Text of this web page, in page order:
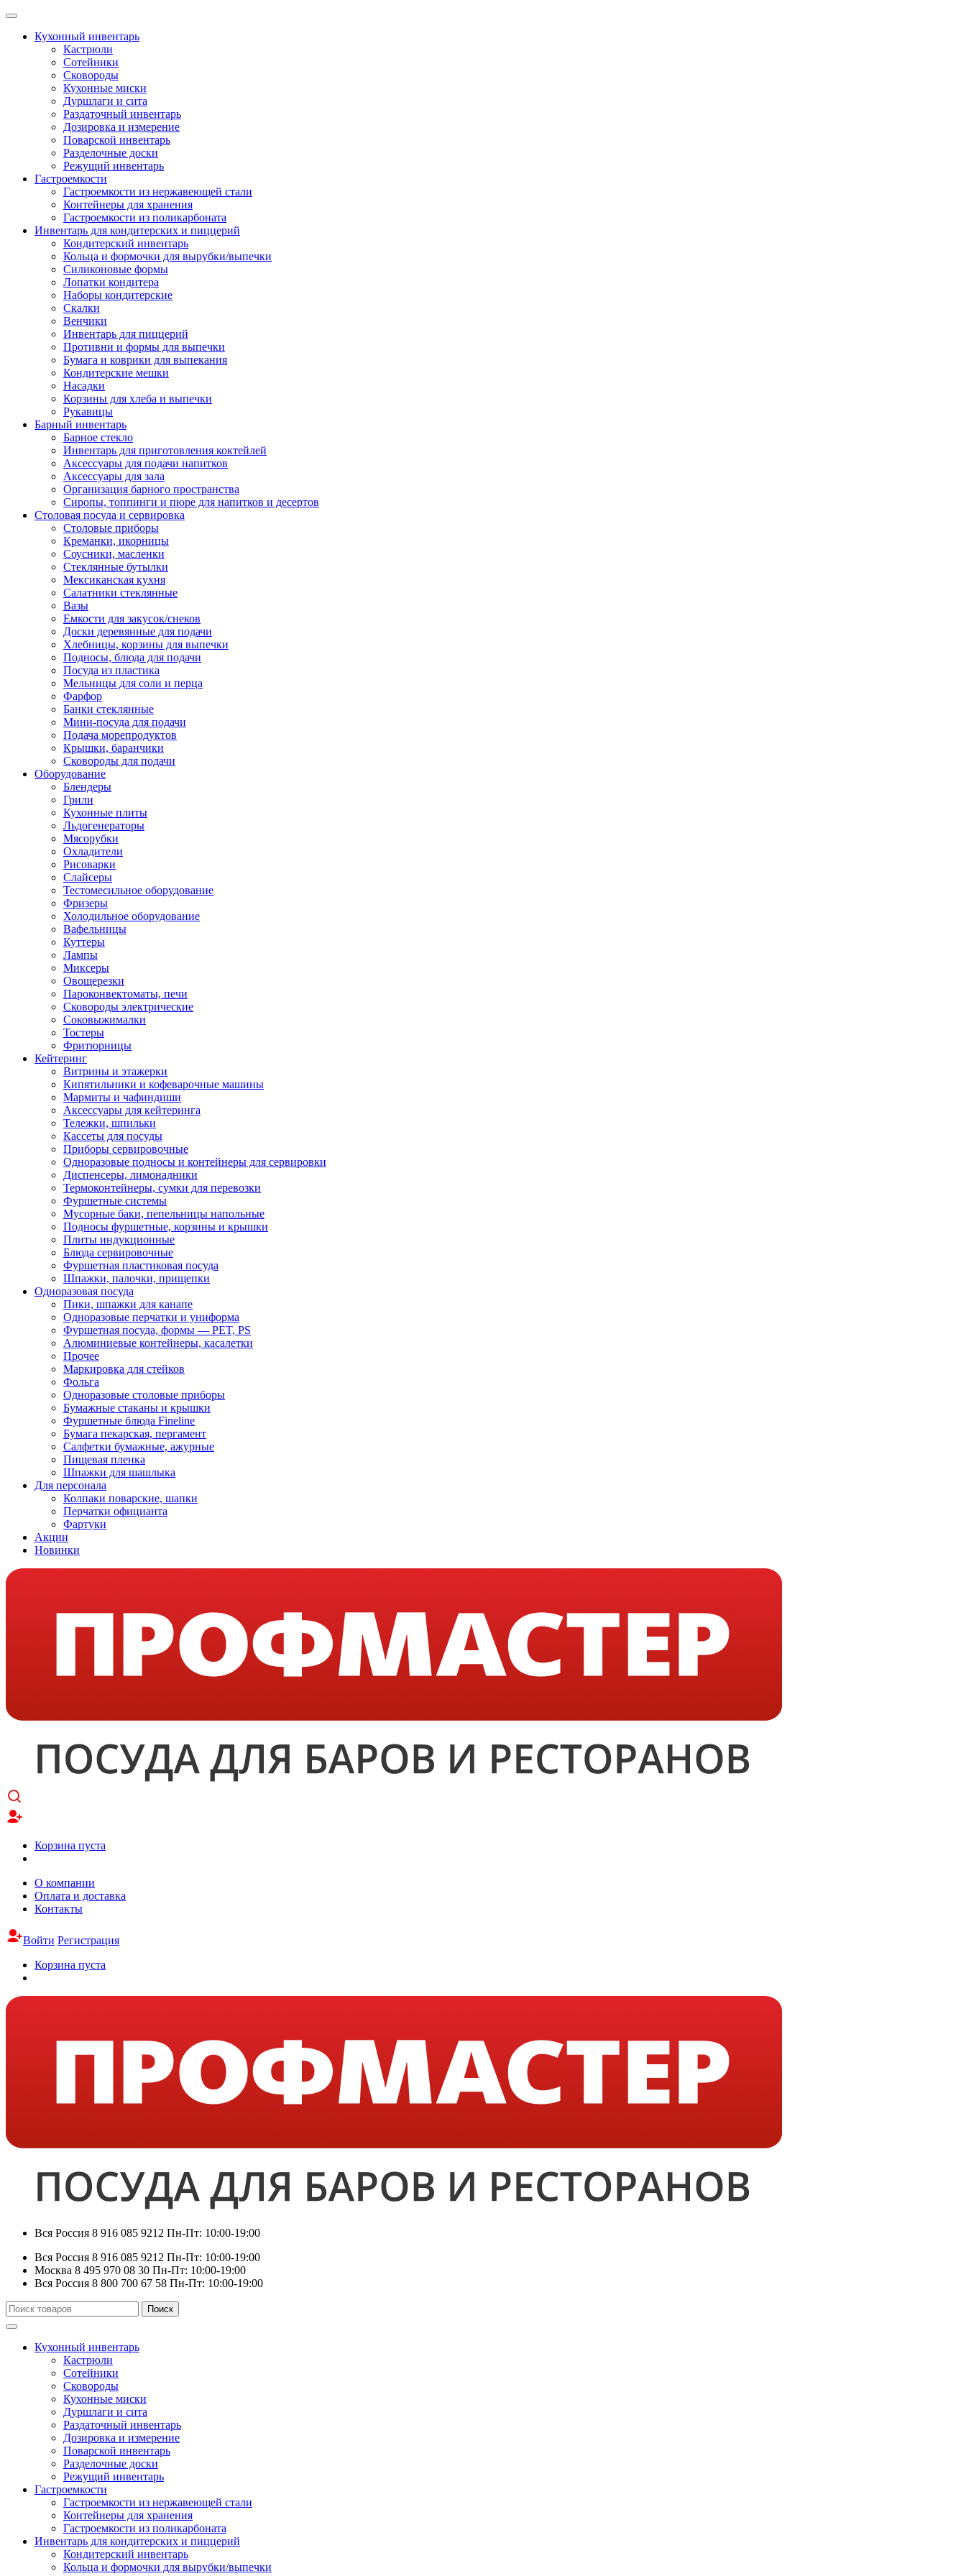
Skip
contentКухонный инвентарь
Кастрюли
Сотейники
Сковороды
Кухонные миски
Дуршлаги и сита
Раздаточный инвентарь
Дозировка и измерение
Поварской инвентарь
Разделочные доски
Режущий инвентарь
Гастроемкости
Гастроемкости из нержавеющей стали
Контейнеры для хранения
Гастроемкости из поликарбоната
Инвентарь для кондитерских и пиццерий
Кондитерский инвентарь
Кольца и формочки для вырубки/выпечки
Силиконовые формы
Лопатки кондитера
Наборы кондитерские
Скалки
Венчики
Инвентарь для пиццерий
Противни и формы для выпечки
Бумага и коврики для выпекания
Кондитерские мешки
Насадки
Корзины для хлеба и выпечки
Рукавицы
Барный инвентарь
Барное стекло
Инвентарь для приготовления коктейлей
Аксессуары для подачи напитков
Аксессуары для зала
Организация барного пространства
Сиропы, топпинги и пюре для напитков и десертов
Столовая посуда и сервировка
Столовые приборы
Креманки, икорницы
Соусники, масленки
Стеклянные бутылки
Мексиканская кухня
Салатники стеклянные
Вазы
Емкости для закусок/снеков
Доски деревянные для подачи
Хлебницы, корзины для выпечки
Подносы, блюда для подачи
Посуда из пластика
Мельницы для соли и перца
Фарфор
Банки стеклянные
Мини-посуда для подачи
Подача морепродуктов
Крышки, баранчики
Сковороды для подачи
Оборудование
Блендеры
Грили
Кухонные плиты
Льдогенераторы
Мясорубки
Охладители
Рисоварки
Слайсеры
Тестомесильное оборудование
Фризеры
Холодильное оборудование
Вафельницы
Куттеры
Лампы
Миксеры
Овощерезки
Пароконвектоматы, печи
Сковороды электрические
Соковыжималки
Тостеры
Фритюрницы
Кейтеринг
Витрины и этажерки
Кипятильники и кофеварочные машины
Мармиты и чафиндиши
Аксессуары для кейтеринга
Тележки, шпильки
Кассеты для посуды
Приборы сервировочные
Одноразовые подносы и контейнеры для сервировки
Диспенсеры, лимонадники
Термоконтейнеры, сумки для перевозки
Фуршетные системы
Мусорные баки, пепельницы напольные
Подносы фуршетные, корзины и крышки
Плиты индукционные
Блюда сервировочные
Фуршетная пластиковая посуда
Шпажки, палочки, прищепки
Одноразовая посуда
Пики, шпажки для канапе
Одноразовые перчатки и униформа
Фуршетная посуда, формы — PET, PS
Алюминиевые контейнеры, касалетки
Прочее
Маркировка для стейков
Фольга
Одноразовые столовые приборы
Бумажные стаканы и крышки
Фуршетные блюда Fineline
Бумага пекарская, пергамент
Салфетки бумажные, ажурные
Пищевая пленка
Шпажки для шашлыка
Для персонала
Колпаки поварские, шапки
Перчатки официанта
Фартуки
Акции
Новинки
Корзина пуста
О компании
Оплата и доставка
Контакты
Войти Регистрация
Корзина пуста
Вся Россия 8 916 085 9212 Пн-Пт: 10:00-19:00
Вся Россия 8 916 085 9212 Пн-Пт: 10:00-19:00
Москва 8 495 970 08 30 Пн-Пт: 10:00-19:00
Вся Россия 8 800 700 67 58 Пн-Пт: 10:00-19:00
Искать:
Поиск
Кухонный инвентарь
Кастрюли
Сотейники
Сковороды
Кухонные миски
Дуршлаги и сита
Раздаточный инвентарь
Дозировка и измерение
Поварской инвентарь
Разделочные доски
Режущий инвентарь
Гастроемкости
Гастроемкости из нержавеющей стали
Контейнеры для хранения
Гастроемкости из поликарбоната
Инвентарь для кондитерских и пиццерий
Кондитерский инвентарь
Кольца и формочки для вырубки/выпечки